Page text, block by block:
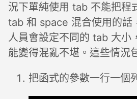
況下單純使用 tab 不能把程
tab 和 space 混合使用的話
人員會設定不同的 tab 大小
能變得混亂不堪。這些情況
把函式的參數一行一個